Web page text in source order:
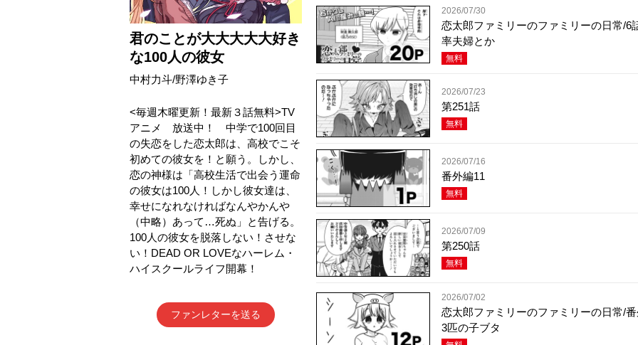
君のことが大大大大大好き
な100人の彼女
中村力斗/野澤ゆき子
<毎週木曜更新！最新３話無料>TV
アニメ 放送中！ 中学で100回目
の失恋をした恋太郎は、高校でこそ
初めての彼女を！と願う。しかし、
恋の神様は「高校生活で出会う運命
の彼女は100人！しかし彼女達は、
幸せになれなければなんやかんや
（中略）あって…死ぬ」と告げる。
100人の彼女を脱落しない！させな
い！DEAD OR LOVEなハーレム・
ハイスクールライフ開幕！
ファンレターを送る
2026/07/30
恋太郎ファミリーのファミリーの日常/6
率夫婦とか
無料
2026/07/23
第251話
無料
2026/07/16
番外編11
無料
2026/07/09
第250話
無料
2026/07/02
恋太郎ファミリーのファミリーの日常/
3匹の子ブタ